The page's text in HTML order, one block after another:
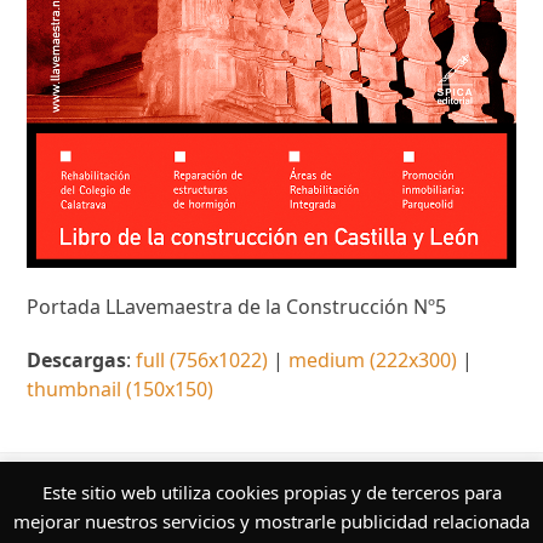
Portada LLavemaestra de la Construcción Nº5
Descargas:full (756x1022) | medium (222x300) |
thumbnail (150x150)
¿Quieres conocer más sobre nuestros
servicios editoriales?
Este sitio web utiliza cookies propias y de terceros para
mejorar nuestros servicios y mostrarle publicidad relacionada